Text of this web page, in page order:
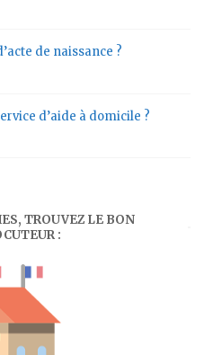
de naissance ?
d’aide à domicile ?
TROUVEZ LE BON
: